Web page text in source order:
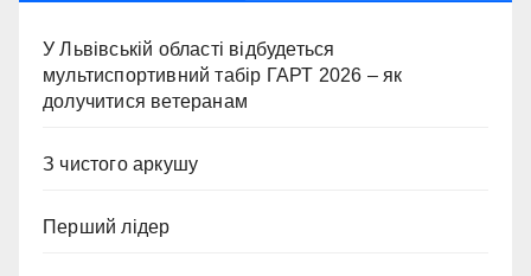
У Львівській області відбудеться
мультиспортивний табір ГАРТ 2026 – як
долучитися ветеранам
З чистого аркушу
Перший лідер